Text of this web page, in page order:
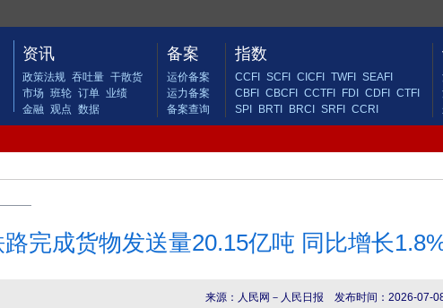
资讯
政策法规 吞吐量 干散货
市场 班轮 订单 业绩
金融 观点 数据
备案
运价备案
运力备案
备案查询
指数
CCFI SCFI CICFI TWFI
SEAFI
CBFI
CBCFI CCTFI FDI CDFI
CTFI
SPI
BRTI BRCI SRFI CCRI
完成货物发送量20.15亿吨 同比增长
来源：人民网－人民日报 发布时间：2026-07-